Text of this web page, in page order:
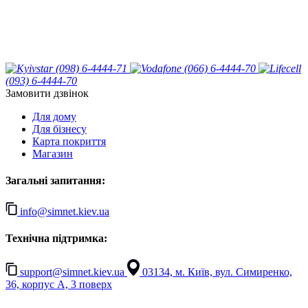
(098) 6-4444-71
(066) 6-4444-70
(093) 6-4444-70
Замовити дзвінок
Для дому
Для бізнесу
Карта покриття
Магазин
Загальні запитання:
info@simnet.kiev.ua
Технічна підтримка:
support@simnet.kiev.ua
03134, м. Київ, вул. Симиренко,
36, корпус А, 3 поверх